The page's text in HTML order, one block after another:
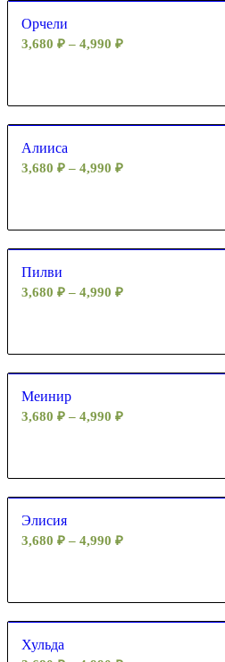
Орчели
3,680 ₽ – 4,990 ₽
Алииса
3,680 ₽ – 4,990 ₽
Пилви
3,680 ₽ – 4,990 ₽
Меинир
3,680 ₽ – 4,990 ₽
Элисия
3,680 ₽ – 4,990 ₽
Хульда